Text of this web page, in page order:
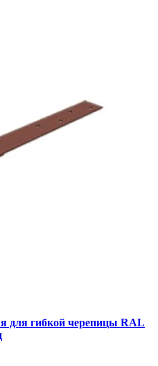
для гибкой черепицы RAL